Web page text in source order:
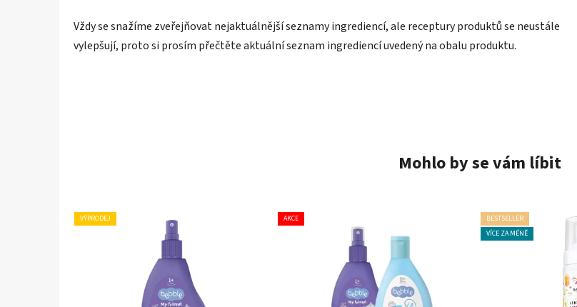
Vždy se snažíme zveřejňovat nejaktuálnější seznamy ingrediencí, ale receptury produktů se neustále
vylepšují, proto si prosím přečtěte aktuální seznam ingrediencí uvedený na obalu produktu.
Mohlo by se vám líbit
VÝPRODEJ AKCE
BESTSELLER
VÍCE ZA MÉNĚ